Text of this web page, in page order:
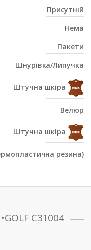
Присутнiй
Нема
Пакети
Шнурівка/Липучка
Штучна шкіра
Велюр
Штучна шкіра
резина)
C31004